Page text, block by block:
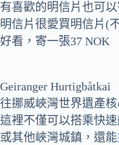
有喜歡的明信片也可
明信片很愛買明信片(
好看，寄一張37 NOK
Geiranger
往挪威峽灣世界遺產
這裡不僅可以搭乘快速
或其他峽灣城鎮，還能